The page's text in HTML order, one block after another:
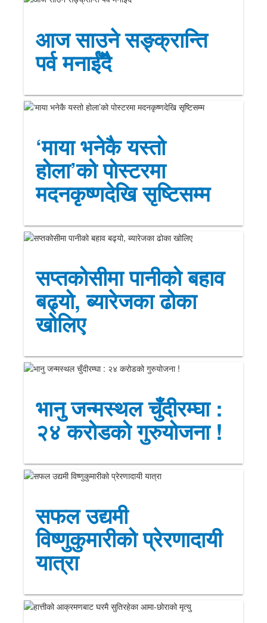
आज साउने सङ्क्रान्ति
पर्व मनाईँदै
‘माया भनेकै यस्तो
होला’को पोस्टरमा
मदनकृष्णदेखि सृष्टिसम्म
सप्तकोसीमा पानीको बहाव
बढ्यो, ब्यारेजका ढोका
खोलिए
भानु जन्मस्थल चुँदीरम्घा :
२४ करोडको गुरुयोजना !
सफल उद्यमी
विष्णुकुमारीको प्रेरणादायी
यात्रा